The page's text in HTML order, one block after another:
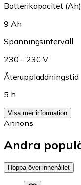
Batterikapacitet (Ah)
9 Ah
Spänningsintervall
230 - 230 V
Återuppladdningstid
5 h
Visa mer information
Annons
Andra
Hoppa över innehållet